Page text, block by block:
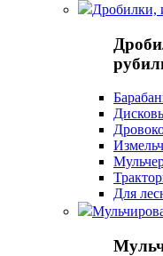
Дробилки,
Для